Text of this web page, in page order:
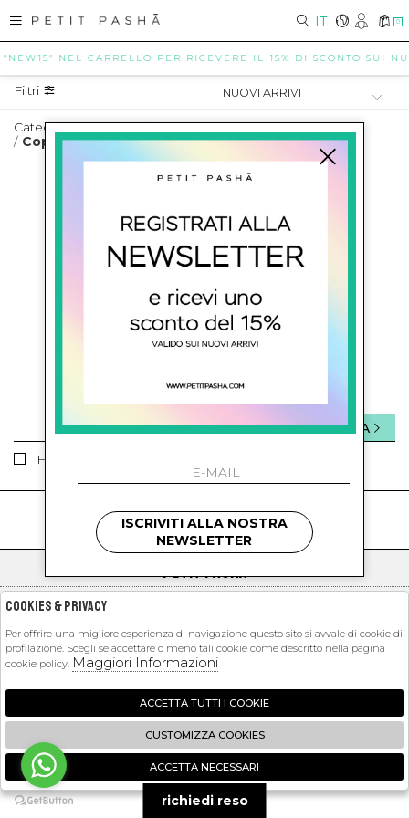
IT 0
NEL CARRELLO PER RICEVERE IL 15% DI SCONTO SUI
Filtri
Categorie Teenager / Abbigliamento Teenager
/ Copricostumi Teenager
COPRICOSTUMI TEENAGER
SHOW ITEMS1to0of0 total
Ho letto ed accettato le condizioni sulla privacy.
INVIA
kids
PETIT PASHA
EXTRA
Zucchetti
🍪
ISCRIVITI ALLA NOSTRA
NEWSLETTER
richiedi reso
Cookies & Privacy
Per offrire una migliore esperienza di navigazione questo sito si avvale di cookie di
profilazione. Scegli se accettare o meno tali cookie come descritto nella pagina
cookie policy. Maggiori Informazioni
ACCETTA TUTTI I COOKIE
CUSTOMIZZA COOKIES
ACCETTA NECESSARI